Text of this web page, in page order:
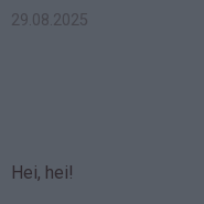
29.08.2025
Hei, hei!